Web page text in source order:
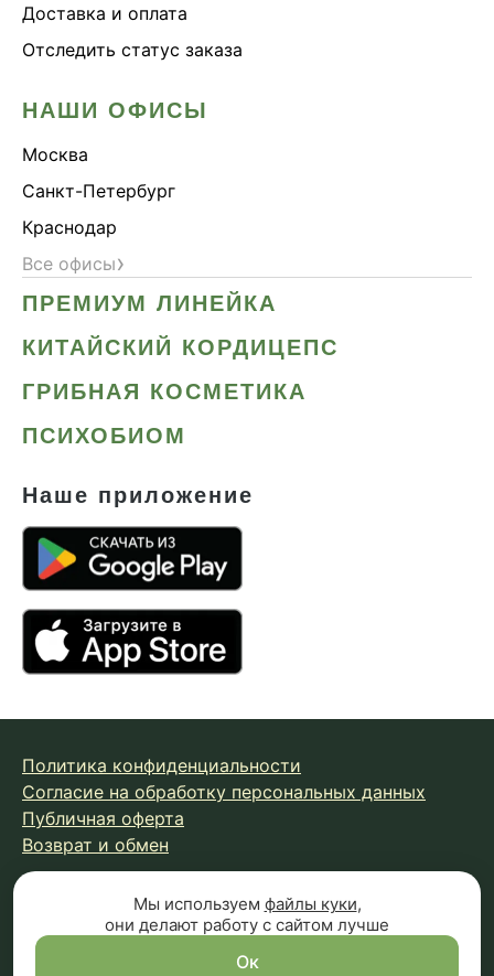
Доставка и оплата
Отследить статус заказа
НАШИ ОФИСЫ
Москва
Санкт-Петербург
Краснодар
Все офисы›
ПРЕМИУМ ЛИНЕЙКА
КИТАЙСКИЙ КОРДИЦЕПС
ГРИБНАЯ КОСМЕТИКА
ПСИХОБИОМ
Наше приложение
Политика конфиденциальности
Согласие на обработку персональных данных
Публичная оферта
Возврат и обмен
© 2026 Fungiline — зарегистрированная торговая марка.
Копирование материалов с сайта запрещено.
Вся информация на сайте носит справочный характер и
Мы используем файлы куки,
они делают работу с сайтом лучше
Ок